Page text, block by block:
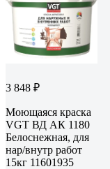
3 848 ₽
Моющаяся краска
VGT ВД АК 1180
Белоснежная, для
нар/внутр работ
15кг 11601935